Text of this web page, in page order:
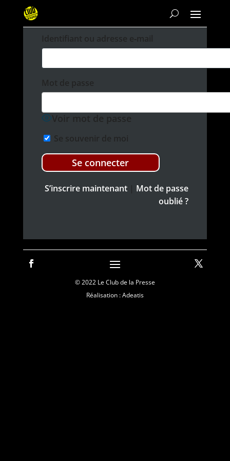
Iden­ti­fi­ant ou adresse e‑mail
Mot de passe
Voir mot de passe
Se sou­venir de moi
S’inscrire main­tenant|Mot de passe
oublié ?
© 2022 Le Club de la Presse
Réalisation : Adeatis